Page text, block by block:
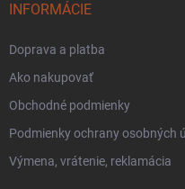
INFORMÁCIE
Doprava a platba
Ako nakupovať
Obchodné podmienky
Podmienky ochrany osobných
Výmena, vrátenie, reklamácia